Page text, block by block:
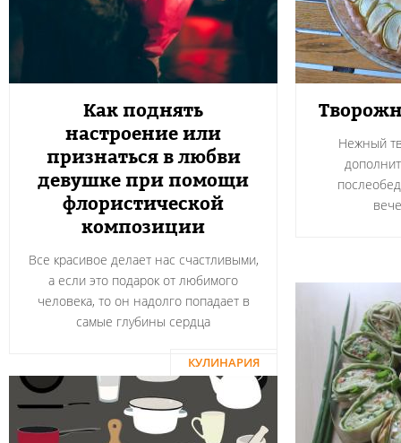
Как поднять
настроение или
признаться в любви
девушке при помощи
флористической
композиции
Все красивое делает нас счастливыми,
а если это подарок от любимого
человека, то он надолго попадает в
самые глубины сердца
Нежный
КУЛИНАРИЯ